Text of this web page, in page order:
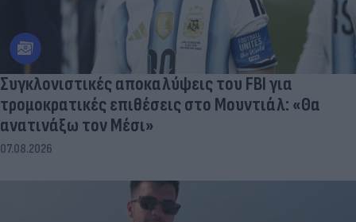
Συγκλονιστικές αποκαλύψεις του FBI για
τρομοκρατικές επιθέσεις στο Μουντιάλ: «Θα
ανατινάξω τον Μέσι»
07.08.2026